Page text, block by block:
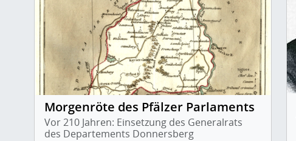
Morgenröte des Pfälzer Parlaments
Vor 210 Jahren: Einsetzung des Generalrats
des Departements Donnersberg